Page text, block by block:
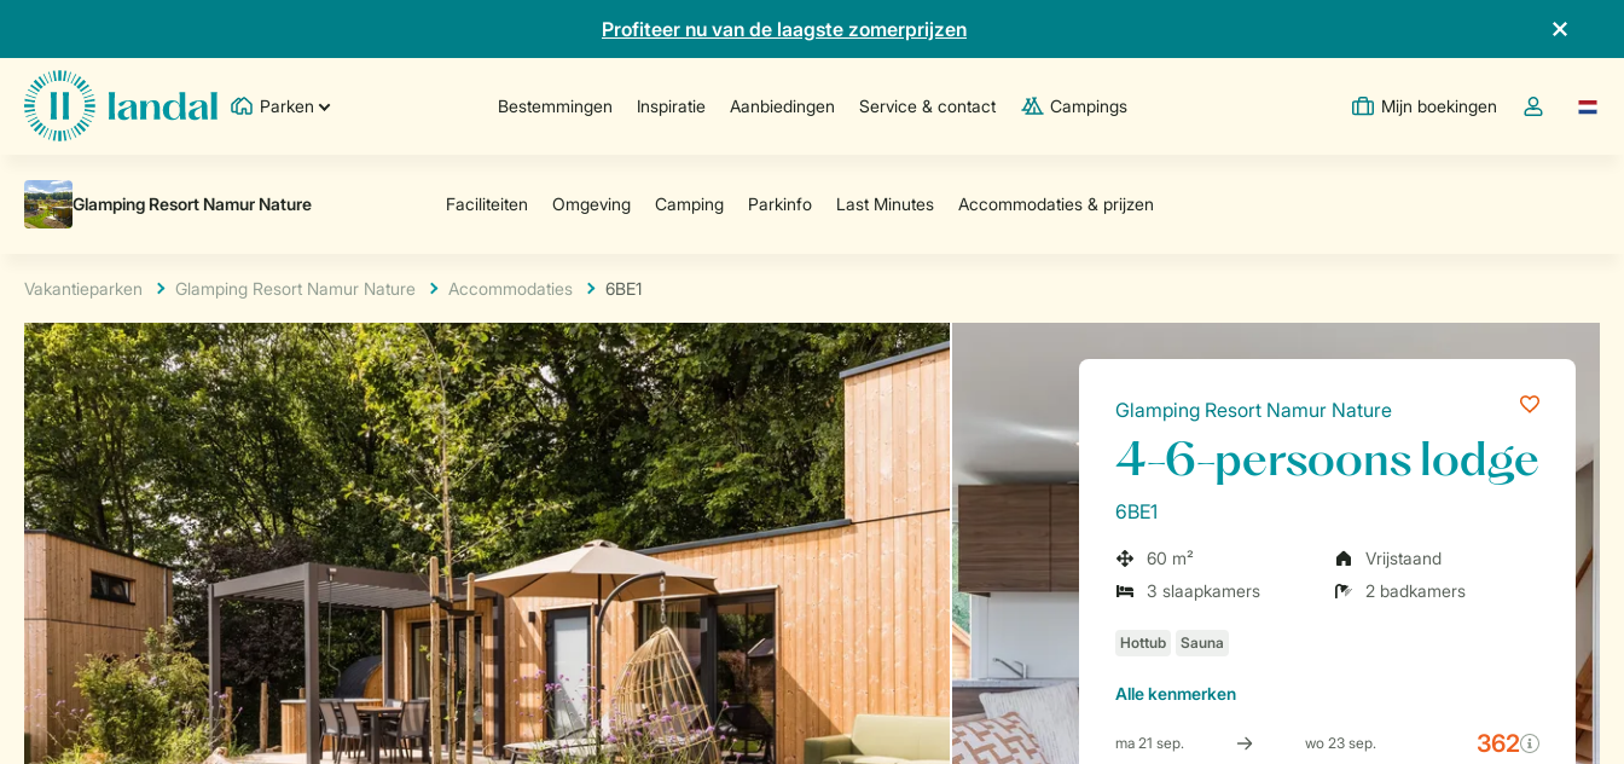
Profiteer nu van de laagste zomerprijzen
Parken Bestemmingen Inspiratie Aanbiedingen Service & contact Campings Mijn boekingen
Open deTaal
Vakantieparken Glamping Resort Namur Nature Accommodaties 6BE1
Glamping Resort Namur Nature
4-6-persoons lodge
6BE1
60 m²
Vrijstaand
3 slaapkamers
2 badkamers
Allekenmerken